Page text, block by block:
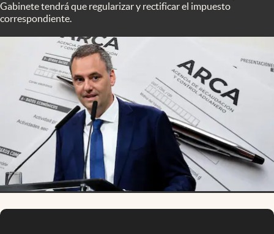
Infotechnology
Clase
Mundial 2026
Eventos Corporativos
El Cronista Studio
Mediakit
abre en nueva pestaña
Argentina
Gabinete tendrá que regularizar y rectificar el impuesto
correspondiente.